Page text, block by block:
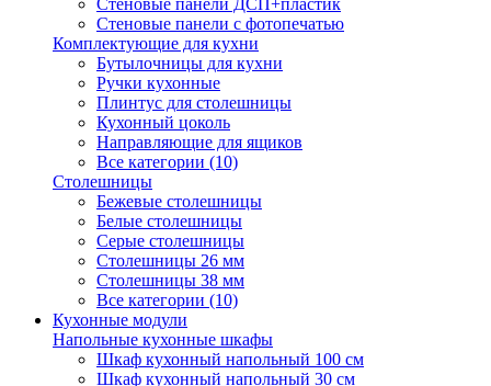
Стеновые панели ДСП+пластик
Стеновые панели с фотопечатью
Комплектующие для кухни
Бутылочницы для кухни
Ручки кухонные
Плинтус для столешницы
Кухонный цоколь
Направляющие для ящиков
Все категории (10)
Столешницы
Бежевые столешницы
Белые столешницы
Серые столешницы
Столешницы 26 мм
Столешницы 38 мм
Все категории (10)
Кухонные модули
Напольные кухонные шкафы
Шкаф кухонный напольный 100 см
Шкаф кухонный напольный 30 см